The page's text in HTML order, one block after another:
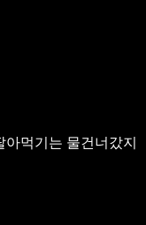
먹기는 물건너갔지